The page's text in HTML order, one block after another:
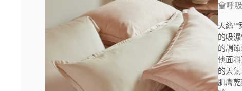
會呼
天絲™
的吸
的調
他面
的天
肌膚